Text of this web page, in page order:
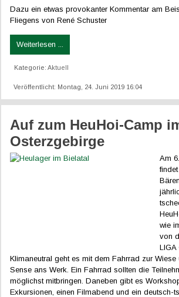
Dazu ein etwas provokanter Kommentar am
Fliegens von René Schuster
Weiterlesen ...
Kategorie: Aktuell
Veröffentlicht: Montag, 24. Juni 2019 16:04
Auf zum HeuHoi-Camp
Osterzgebirge
Am
wie
von
LIGA
Klimaneutral geht es mit dem Fahrrad zur Wiese
Sense ans Werk. Ein Fahrrad sollten die
möglichst mitbringen. Daneben gibt es
Exkursionen, einen Filmabend und ein deutsch-